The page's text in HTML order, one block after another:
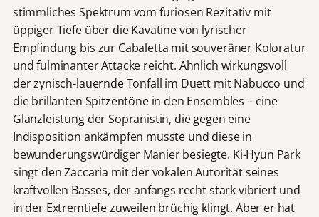
stimmliches Spektrum vom furiosen Rezitativ mit
üppiger Tiefe über die Kavatine von lyrischer
Empfindung bis zur Cabaletta mit souveräner Koloratur
und fulminanter Attacke reicht. Ähnlich wirkungsvoll
der zynisch-lauernde Tonfall im Duett mit Nabucco und
die brillanten Spitzentöne in den Ensembles – eine
Glanzleistung der Sopranistin, die gegen eine
Indisposition ankämpfen musste und diese in
bewunderungswürdiger Manier besiegte. Ki-Hyun Park
singt den Zaccaria mit der vokalen Autorität seines
kraftvollen Basses, der anfangs recht stark vibriert und
in der Extremtiefe zuweilen brüchig klingt. Aber er hat